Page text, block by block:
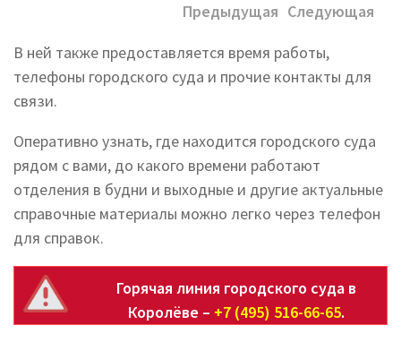
Предыдущая Следующая
В ней также предоставляется время работы,
телефоны городского суда и прочие контакты для
связи.
Оперативно узнать, где находится городского суда
рядом с вами, до какого времени работают
отделения в будни и выходные и другие актуальные
справочные материалы можно легко через телефон
для справок.
Горячая линия городского суда в
Королёве – +7 (495) 516-66-65.